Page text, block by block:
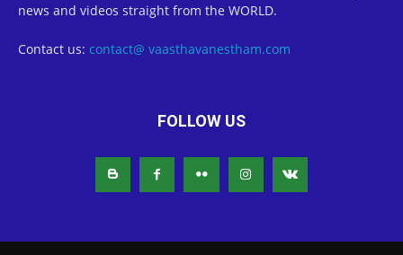
news and videos straight from the WORLD.
Contact us: contact@ vaasthavanestham.com
FOLLOW US